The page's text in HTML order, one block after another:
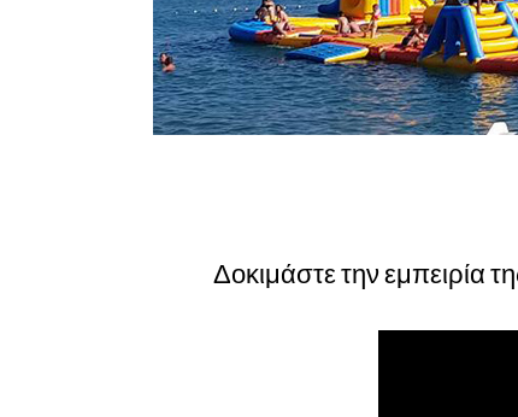
Δοκιμάστε την εμπειρία